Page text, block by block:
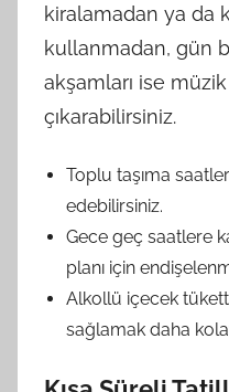
kiralamadan ya da
kullanmadan, gün
akşamları ise
çıkarabilirsiniz.
Toplu taşıma
edebilirsiniz.
Gece geç saatlere
planı için
Alkollü içecek
sağlamak daha